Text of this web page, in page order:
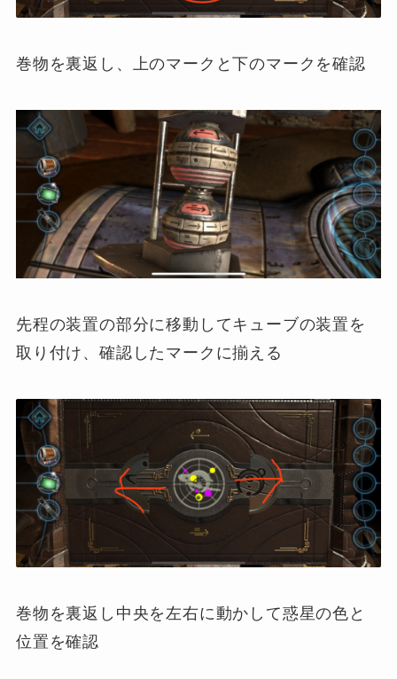
巻物を裏返し、上のマークと下のマークを確認
先程の装置の部分に移動してキューブの装置を
取り付け、確認したマークに揃える
巻物を裏返し中央を左右に動かして惑星の色と
位置を確認